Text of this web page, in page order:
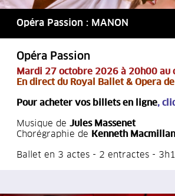
Opéra Passion : MANON
Opéra Passion
Mardi 27 octobre 2026 à 20h00 au
En direct du Royal Ballet & Opera
Pour acheter vos billets en ligne,
Musique de Jules Massenet
Chorégraphie de
Kenneth Macmillan
Ballet en 3 actes - 2 entractes -